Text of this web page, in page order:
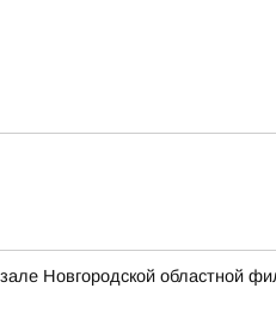
Новгородской областной